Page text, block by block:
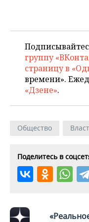
группу
страницу в
времени».
«Дзене».
Общество
Поделитесь в